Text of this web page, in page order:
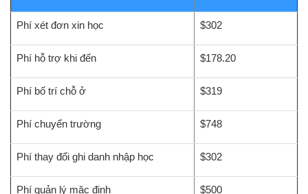
Phí xét đơn xin học $302
Phí hỗ trợ khi đến $178.20
Phí bố trí chỗ ở $319
Phí chuyển trường $748
Phí thay đổi ghi danh nhập học $302
Phí quản lý mặc định $500